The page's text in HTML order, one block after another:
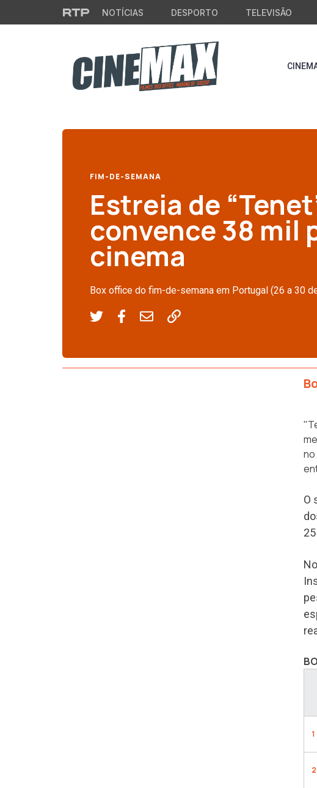
Saltar para o conteúdo principal
NOTÍCIAS DESPORTO TELEVISÃO
FIM-DE-SEMANA
Estreia de
convence 38 mil
cinema
Box office do fim-de-semana em Portugal (26 a 30
O
1
2